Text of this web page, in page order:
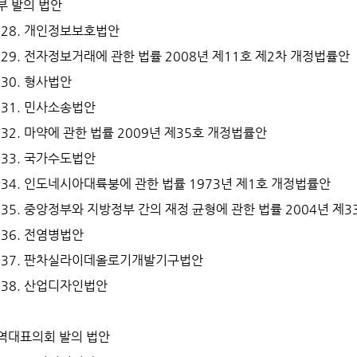
발의 법안
28. 개인정보보호법안
29. 전자정보거래에 관한 법률 2008년 제11호 제2차 개정법률안
30. 형사법안
31. 민사소송법안
32. 마약에 관한 법률 2009년 제35호 개정법률안
33. 국가수도법안
34. 인도네시아대륙붕에 관한 법률 1973년 제1호 개정법률안
35. 중앙정부와 지방정부 간의 재정 균형에 관한 법률 2004년 제
36. 전염병법안
37. 판차실라이데올로기개발기구법안
38. 산업디자인법안
대표의회 발의 법안